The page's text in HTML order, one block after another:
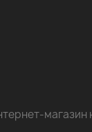
магазин